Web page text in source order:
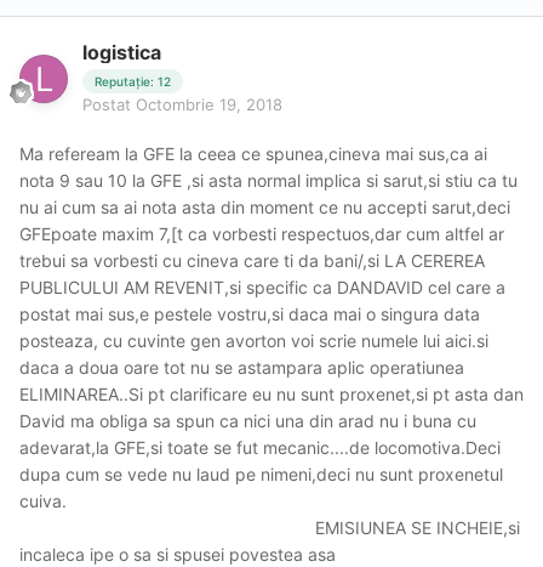
logistica
Reputație: 12
Postat Octombrie 19, 2018
Ma refeream la GFE la ceea ce spunea,cineva mai sus,ca ai
nota 9 sau 10 la GFE ,si asta normal implica si sarut,si stiu ca tu
nu ai cum sa ai nota asta din moment ce nu accepti sarut,deci
GFEpoate maxim 7,[t ca vorbesti respectuos,dar cum altfel ar
trebui sa vorbesti cu cineva care ti da bani/,si LA CEREREA
PUBLICULUI AM REVENIT,si specific ca DANDAVID cel care a
postat mai sus,e pestele vostru,si daca mai o singura data
posteaza, cu cuvinte gen avorton voi scrie numele lui aici.si
daca a doua oare tot nu se astampara aplic operatiunea
ELIMINAREA..Si pt clarificare eu nu sunt proxenet,si pt asta dan
David ma obliga sa spun ca nici una din arad nu i buna cu
adevarat,la GFE,si toate se fut mecanic....de locomotiva.Deci
dupa cum se vede nu laud pe nimeni,deci nu sunt proxenetul
cuiva.
EMISIUNEA SE INCHEIE,si
incaleca ipe o sa si spusei povestea asa